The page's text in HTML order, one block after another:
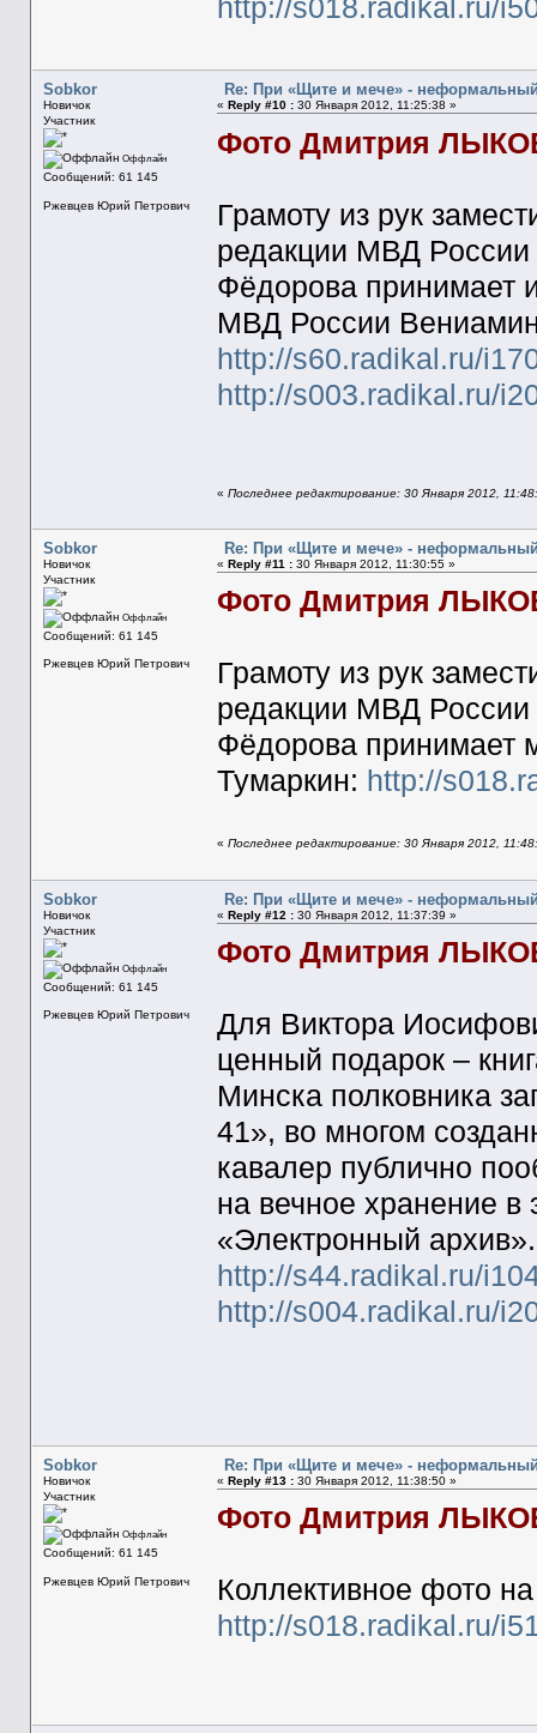
http://s018.radikal.ru/
Sobkor
Новичок
Участник
Оффлайн
Сообщений: 61 145
Ржевцев Юрий Петрович
Re: При «Щите и мече» -
« Reply #10 :30 Января 2012, 11:25:38 »
Фото Дмитрия
Грамоту из рук
редакции МВД России
Фёдорова принимает
МВД России
http://s60.radikal.ru/
http://s003.radikal.ru/
« Последнее редактирование: 30 Января 2012,
Sobkor
Новичок
Участник
Оффлайн
Сообщений: 61 145
Ржевцев Юрий Петрович
Re: При «Щите и мече» -
« Reply #11 :30 Января 2012, 11:30:55 »
Фото Дмитрия
Грамоту из рук
редакции МВД России
Фёдорова принимает
Тумаркин: http://
« Последнее редактирование: 30 Января 2012,
Sobkor
Новичок
Участник
Оффлайн
Сообщений: 61 145
Ржевцев Юрий Петрович
Re: При «Щите и мече» -
« Reply #12 :30 Января 2012, 11:37:39 »
Фото Дмитрия
Для Виктора
ценный подарок –
Минска полковника
41», во многом
кавалер публично
на вечное хранение в
«Электронный архив».
http://s44.radikal.ru/
http://s004.radikal.ru/
Sobkor
Новичок
Участник
Оффлайн
Сообщений: 61 145
Ржевцев Юрий Петрович
Re: При «Щите и мече» -
« Reply #13 :30 Января 2012, 11:38:50 »
Фото Дмитрия
Коллективное фото
http://s018.radikal.ru/